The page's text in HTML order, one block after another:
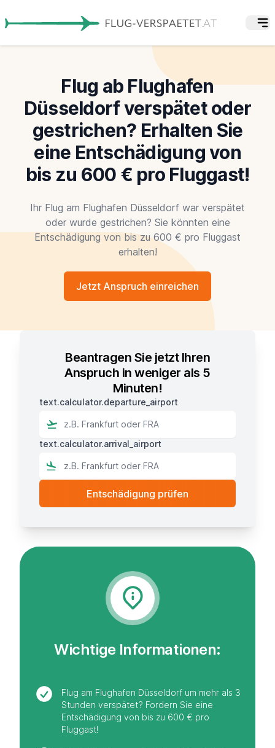
Flug ab Flughafen
Düsseldorf verspätet oder
gestrichen? Erhalten Sie
eine Entschädigung von
bis zu 600 € pro Fluggast!
Ihr Flug am Flughafen Düsseldorf war verspätet
oder wurde gestrichen? Sie könnten eine
Entschädigung von bis zu 600 € pro Fluggast
erhalten!
Jetzt Anspruch einreichen
Beantragen Sie jetzt Ihren
Anspruch in weniger als 5
Minuten!
text.calculator.departure_airport
text.calculator.arrival_airport
Wichtige Informationen:
Flug am Flughafen Düsseldorf um mehr als 3
Stunden verspätet? Fordern Sie eine
Entschädigung von bis zu 600 € pro
Fluggast!